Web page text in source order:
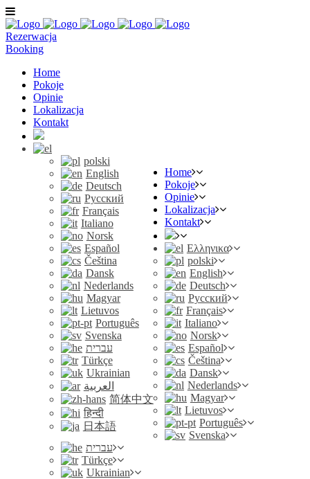
Rezerwacja
Booking
Home
Pokoje
Opinie
Lokalizacja
Kontakt
polski
English
Deutsch
Русский
Français
Italiano
Norsk
Español
Čeština
Dansk
Nederlands
Magyar
Lietuvos
Português
Svenska
עברית
Türkçe
Ukrainian
العربية
简体中文
हिन्दी
日本語
Home
Pokoje
Opinie
Lokalizacja
Kontakt
Ελληνικα
polski
English
Deutsch
Русский
Français
Italiano
Norsk
Español
Čeština
Dansk
Nederlands
Magyar
Lietuvos
Português
Svenska
עברית
Türkçe
Ukrainian